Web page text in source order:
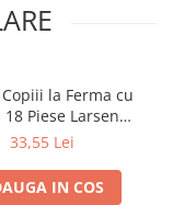
la Ferma cu
18 Piese Larsen
LRBM6
33,55 Lei
IN COS